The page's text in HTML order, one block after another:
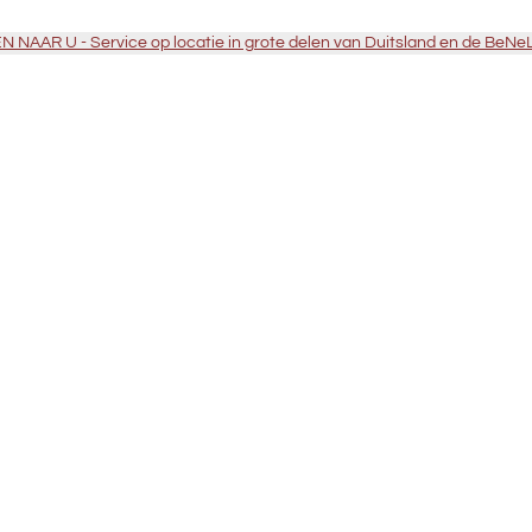
NAAR U - Service op locatie in grote delen van Duitsland en de